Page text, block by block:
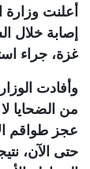
إصابة خلال
غزة، جراء
وأفادت
من الضحايا
عجز طواقم
حتى الآن،